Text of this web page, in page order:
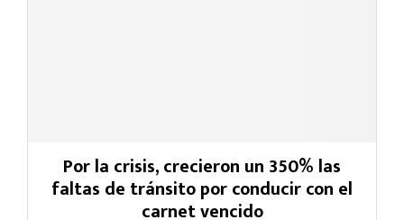
Por la crisis, crecieron un 350% las
faltas de tránsito por conducir con el
carnet vencido